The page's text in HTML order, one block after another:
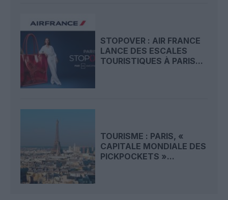
STOPOVER : AIR FRANCE
LANCE DES ESCALES
TOURISTIQUES À PARIS...
TOURISME : PARIS, «
CAPITALE MONDIALE DES
PICKPOCKETS »...